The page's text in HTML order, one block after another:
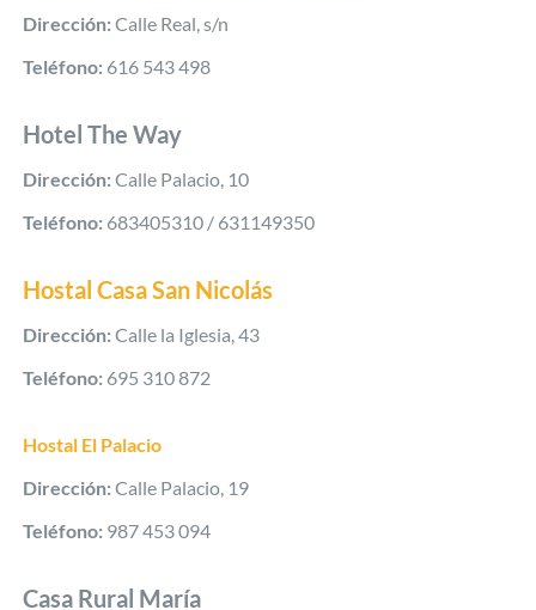
Dirección: Calle Real, s/n
Teléfono: 616 543 498
Hotel The Way
Dirección:Calle Palacio, 10
Teléfono: 683405310 / 631149350
Hostal Casa San Nicolás
Dirección: Calle la Iglesia, 43
Teléfono: 695 310 872
Hostal El Palacio
Dirección: Calle Palacio, 19
Teléfono: 987 453 094
Casa Rural María